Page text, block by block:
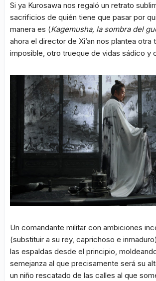
Si ya Kurosawa nos regaló un retrato
sacrificios de quién tiene que pasar por
manera es (Kagemusha, la sombra del
ahora el director de Xi’an nos plantea otra
imposible, otro trueque de vidas sádico y
Un comandante militar con ambiciones
(substituir a su rey, caprichoso e
las espaldas desde el principio,
semejanza al que precisamente será su
un niño rescatado de las calles al que